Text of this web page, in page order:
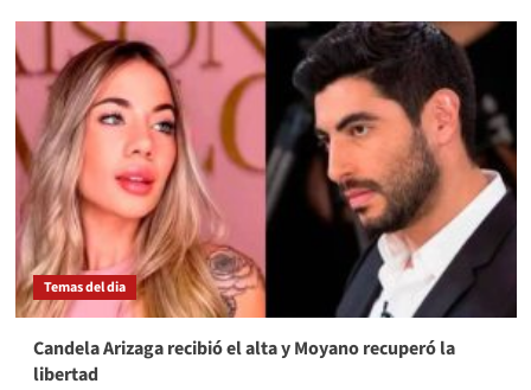
Temas del dia
Candela Arizaga recibió el alta y Moyano recuperó la
libertad